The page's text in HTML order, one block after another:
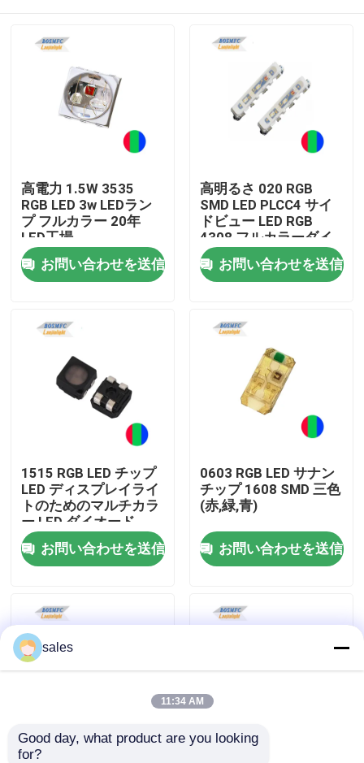
ビデオ
企業情報
会社案内
お問い合わせ
すべての場合
高電力 1.5W 3535
RGB LED 3w LEDラン
プ フルカラー 20年
LED工場
お問い合わせを送信
高明るさ 020 RGB
SMD LED PLCC4 サイ
ドビュー LED RGB
4308 フルカラーダイ
オード
お問い合わせを送信
1515 RGB LED チップ
LED ディスプレイライ
トのためのマルチカラ
ー LED ダイオード
お問い合わせを送信
0603 RGB LED サナン
チップ 1608 SMD 三色
(赤,緑,青)
お問い合わせを送信
0805 RGB SMD 長寿命
sales
11:34 AM
Good day, what product are you looking
for?